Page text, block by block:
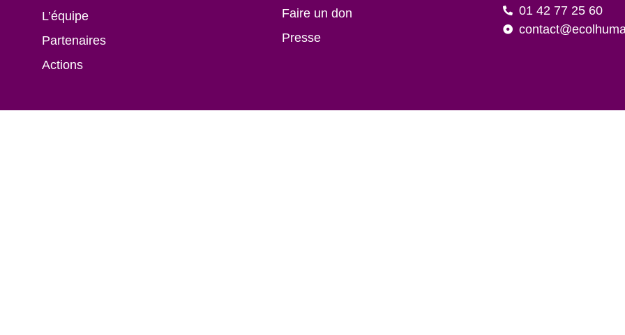
L’équipe
Partenaires
Actions
Faire un don
Presse
01 42 77 25 60